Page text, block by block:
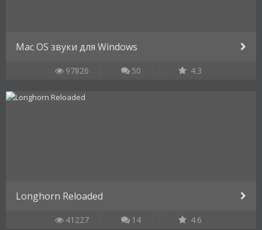
Mac OS звуки для Windows
97826 50 4.3
Longhorn Reloaded
41227 14 4.6